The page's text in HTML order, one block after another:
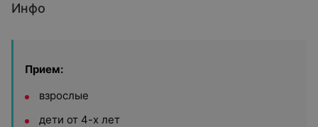
Инфо
Прием:
взрослые
дети от 4-х лет